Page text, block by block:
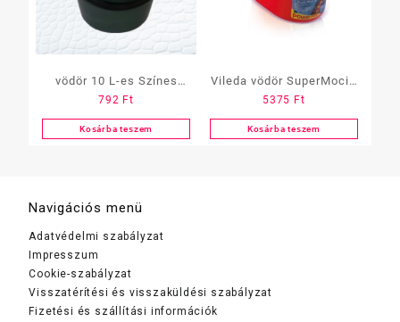
vödör 10 L-es Színes
(CU258)
792 Ft
Kosárba teszem
Vileda vödör SuperMocio
csavarókosárral
5375 Ft
Kosárba teszem
Navigációs menü
Adatvédelmi szabályzat
Impresszum
Cookie-szabályzat
Visszatérítési és visszaküldési szabályzat
Fizetési és szállítási információk